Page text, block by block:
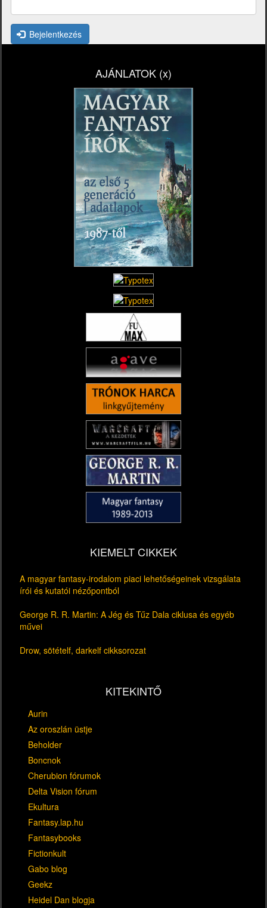
Bejelentkezés
AJÁNLATOK (x)
KIEMELT CIKKEK
A magyar fantasy-irodalom piaci lehetőségeinek vizsgálata
írói és kutatói nézőpontból
George R. R. Martin: A Jég és Tűz Dala ciklusa és egyéb
művei
Drow, sötételf, darkelf cikksorozat
KITEKINTŐ
Aurin
Az oroszlán üstje
Beholder
Boncnok
Cherubion fórumok
Delta Vision fórum
Ekultura
Fantasy.lap.hu
Fantasybooks
Fictionkult
Gabo blog
Geekz
Heidel Dan blogja